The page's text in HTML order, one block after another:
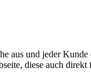
aus und jeder
diese auch direkt